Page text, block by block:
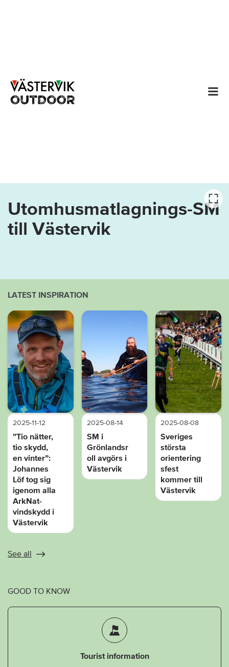
Utomhusmatlagnings-SM
till Västervik
LATEST INSPIRATION
2025-11-12
”Tio nätter,
tio skydd,
en vinter”:
Johannes
Löf tog sig
igenom alla
ArkNat-
vindskydd i
Västervik
2025-08-14
SM i
Grönlandsr
oll avgörs i
Västervik
2025-08-08
Sveriges
största
orientering
sfest
kommer till
Västervik
See all
GOOD TO KNOW
Tourist information